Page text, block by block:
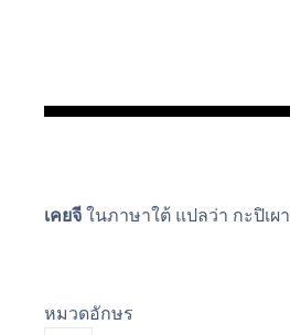
เคยจี ในภาษาใต้ แปลว่า กะปิเผา
หมวดอักษร